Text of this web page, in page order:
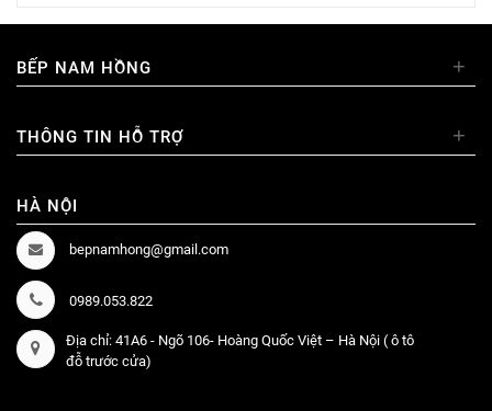
BẾP NAM HỒNG +
THÔNG TIN HỖ TRỢ +
HÀ NỘI
bepnamhong@gmail.com
0989.053.822
Địa chỉ: 41A6 - Ngõ 106- Hoàng Quốc Việt – Hà Nội ( ô tô
đỗ trước cửa)